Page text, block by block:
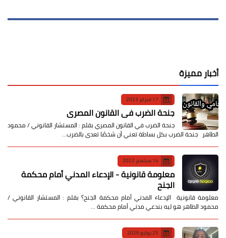
أخبار مميزة
17 فبراير 2023
جنحة الضرب في القانون المصري
جنحة الضرب في القانون المصري بقلم : المستشار القانوني / محمود
الطاهر جنحة الضرب بكل بساطة تعني أن شخصًا تعدى بالضرب…
14 سبتمبر 2022
معلومة قانونية - الإدعاء المدني أمام محكمة
الجنح
معلومة قانونية الإدعاء المدني أمام محكمة الجنح؟ بقلم : المستشار القانوني /
محمود الطاهر هو ليه بندعي مدني أمام محكمة …
25 يوليو 2026